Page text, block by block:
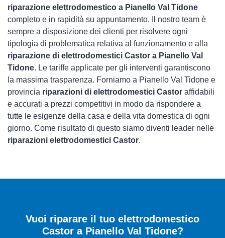
riparazione elettrodomestico a Pianello Val Tidone
completo e in rapidità su appuntamento. Il nostro team è
sempre a disposizione dei clienti per risolvere ogni
tipologia di problematica relativa al funzionamento e alla
riparazione di elettrodomestici Castor a Pianello Val
Tidone. Le tariffe applicate per gli interventi garantiscono
la massima trasparenza. Forniamo a Pianello Val Tidone e
provincia riparazioni di elettrodomestici Castor affidabili
e accurati a prezzi competitivi in modo da rispondere a
tutte le esigenze della casa e della vita domestica di ogni
giorno. Come risultato di questo siamo diventi leader nelle
riparazioni elettrodomestici Castor.
Vuoi riparare il tuo elettrodomestico
Castor a Pianello Val Tidone?